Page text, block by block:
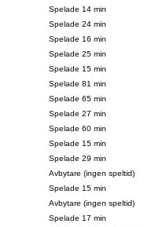
Spelade 14 min
Spelade 24 min
Spelade 16 min
Spelade 25 min
Spelade 15 min
Spelade 81 min
Spelade 65 min
Spelade 27 min
Spelade 60 min
Spelade 15 min
Spelade 29 min
Avbytare (ingen speltid)
Spelade 15 min
Avbytare (ingen speltid)
Spelade 17 min